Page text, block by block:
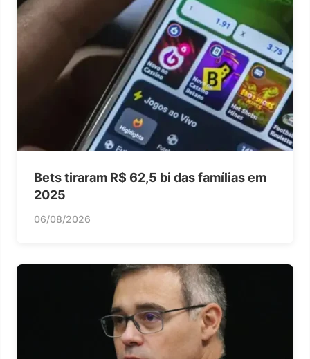
Bets tiraram R$ 62,5 bi das famílias em
2025
06/08/2026